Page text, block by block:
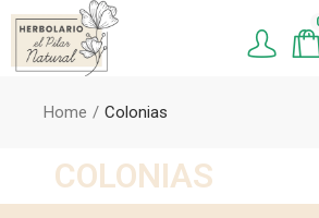
Home Colonias
COLONIAS